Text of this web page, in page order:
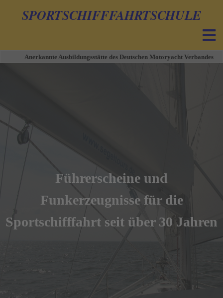
SPORTSCHIFFFAHRTSCHULE
Anerkannte Ausbildungsstätte des Deutschen Motoryacht Verbandes
Führerscheine und
Funkerzeugnisse für die
Sportschifffahrt seit über 30 Jahren